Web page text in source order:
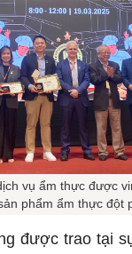
vụ ẩm thực được
phẩm ẩm thực đột
được trao tại